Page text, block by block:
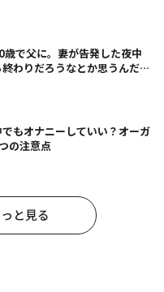
で父に。妻が告発した夜中
わりだろうなとか思うんだけ
もオナニーしていい？オーガ
の注意点
と見る